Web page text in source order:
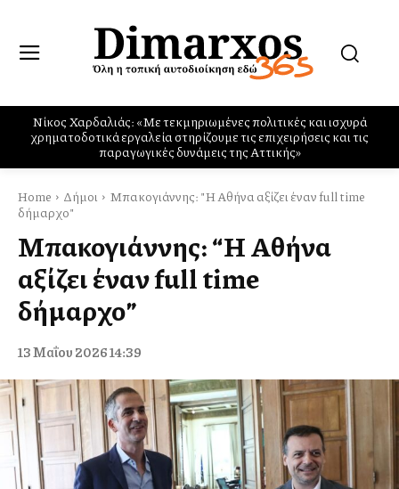
Νίκος Χαρδαλιάς: «Με τεκμηριωμένες πολιτικές και ισχυρά
χρηματοδοτικά εργαλεία στηρίζουμε τις επιχειρήσεις και τις
παραγωγικές δυνάμεις της Αττικής»
Home Δήμοι
Μπακογιάννης: "Η Αθήνα αξίζει έναν full time
δήμαρχο"
Μπακογιάννης: “Η Αθήνα
αξίζει έναν full time
δήμαρχο”
13 Μαΐου 2026 14:39